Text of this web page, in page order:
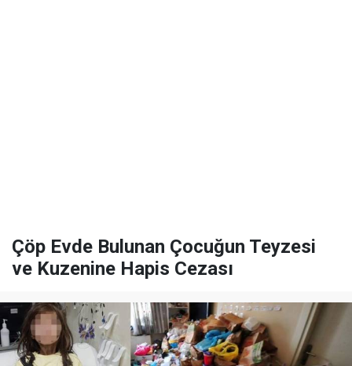
Çöp Evde Bulunan Çocuğun Teyzesi
ve Kuzenine Hapis Cezası